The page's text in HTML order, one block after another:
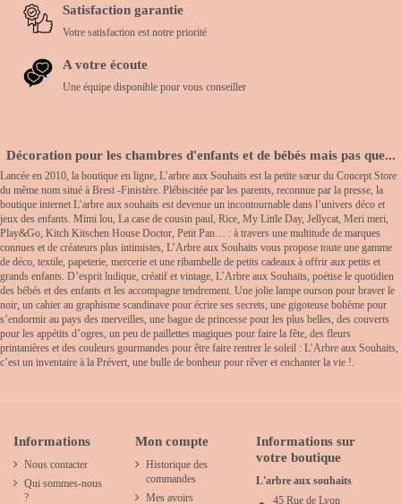
Satisfaction garantie
Votre satisfaction est notre priorité
A votre écoute
Une équipe disponible pour vous conseiller
Décoration pour les chambres d'enfants et de bébés mais pas que...
Lancée en 2010, la boutique en ligne, L’arbre aux Souhaits est la petite sœur du Concept Store
du même nom situé à Brest -Finistère. Plébiscitée par les parents, reconnue par la presse, la
boutique internet L’arbre aux souhaits est devenue un incontournable dans l’univers déco et
jeux des enfants. Mimi lou, La case de cousin paul, Rice, My Little Day, Jellycat, Meri meri,
Play&Go, Kitch Kitschen House Doctor, Petit Pan… : à travers une multitude de marques
connues et de créateurs plus intimistes, L’Arbre aux Souhaits vous propose toute une gamme
de déco, textile, papeterie, mercerie et une ribambelle de petits cadeaux à offrir aux petits et
grands enfants. D’esprit ludique, créatif et vintage, L’Arbre aux Souhaits, poétise le quotidien
des bébés et des enfants et les accompagne tendrement. Une jolie lampe ourson pour braver le
noir, un cahier au graphisme scandinave pour écrire ses secrets, une gigoteuse bohème pour
s’endormir au pays des merveilles, une bague de princesse pour les plus belles, des couverts
pour les appétits d’ogres, un peu de paillettes magiques pour faire la fête, des fleurs
printanières et des couleurs gourmandes pour être faire rentrer le soleil : L’Arbre aux Souhaits,
c’est un inventaire à la Prévert, une bulle de bonheur pour rêver et enchanter la vie !.
Informations
Nous contacter
Qui sommes-nous
?
Mon compte
Historique des
commandes
Mes avoirs
Informations sur
votre boutique
L'arbre aux souhaits
45 Rue de Lyon